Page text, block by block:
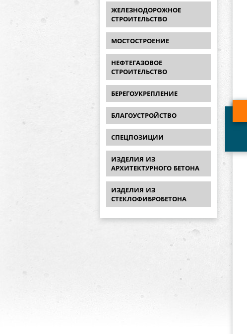
ЖЕЛЕЗНОДОРОЖНОЕ
СТРОИТЕЛЬСТВО
МОСТОСТРОЕНИЕ
НЕФТЕГАЗОВОЕ
СТРОИТЕЛЬСТВО
БЕРЕГОУКРЕПЛЕНИЕ
БЛАГОУСТРОЙСТВО
СПЕЦПОЗИЦИИ
ИЗДЕЛИЯ ИЗ
АРХИТЕКТУРНОГО БЕТОНА
ИЗДЕЛИЯ ИЗ
СТЕКЛОФИБРОБЕТОНА